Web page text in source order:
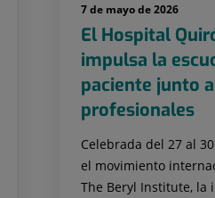
7 de mayo de 2026
El Hospital
impulsa la
paciente junto
profesionales
Celebrada del 27 al
el movimiento
The Beryl Institute, la